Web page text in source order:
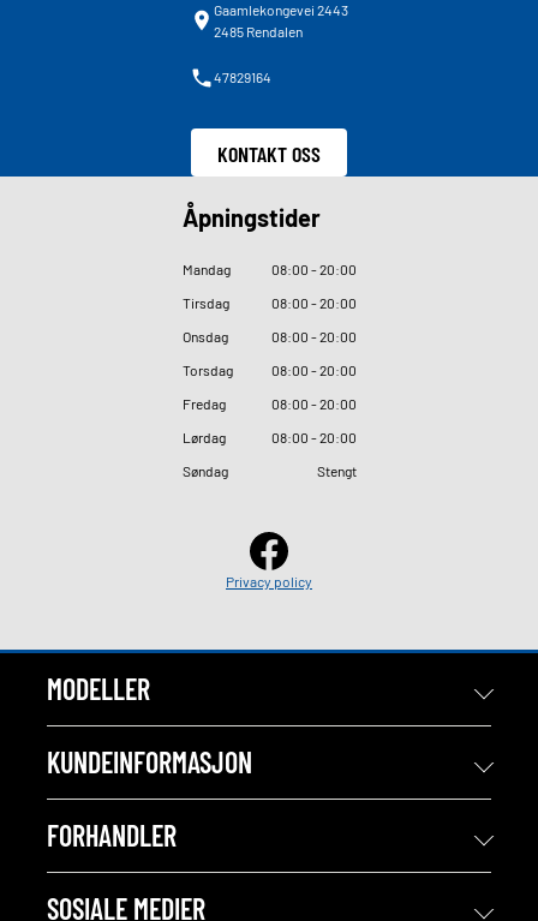
Gaamlekongevei 2443
2485 Rendalen
47829164
KONTAKT OSS
Åpningstider
Mandag 08:00 - 20:00
Tirsdag
08:00 - 20:00
Onsdag
08:00 - 20:00
Torsdag
08:00 - 20:00
Fredag
08:00 - 20:00
Lørdag
08:00 - 20:00
Søndag
Stengt
Privacy policy
MODELLER
KUNDEINFORMASJON
FORHANDLER
SOSIALE MEDIER